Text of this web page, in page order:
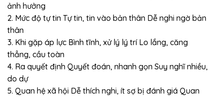
ảnh hưởng
2. Mức độ tự tin Tự tin, tin vào bản thân Dễ nghi ngờ bản
thân
3. Khi gặp áp lực Bình tĩnh, xử lý lý trí Lo lắng, căng
thẳng, cầu toàn
4. Ra quyết định Quyết đoán, nhanh gọn Suy nghĩ nhiều,
do dự
5. Quan hệ xã hội Dễ thích nghi, ít sợ bị đánh giá Quan